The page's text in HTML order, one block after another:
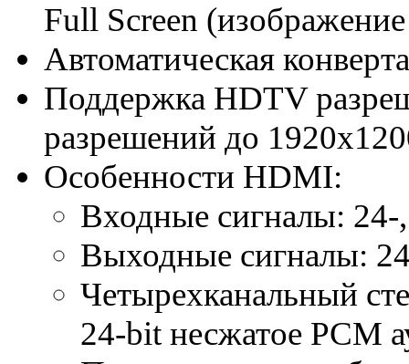
Full Screen
Автоматическая
Поддержка HDTV
разрешений до
Особенности HDMI:
Входные сигналы:
Выходные сигналы:
Четырехканальный
24-bit несжатое PCM